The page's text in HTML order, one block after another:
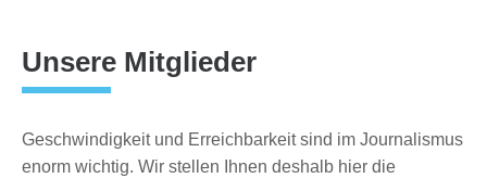
Unsere Mitglieder
Geschwindigkeit und Erreichbarkeit sind im Journalismus
enorm wichtig. Wir stellen Ihnen deshalb hier die